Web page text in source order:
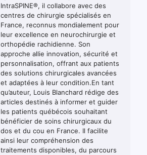
IntraSPINE®, il collabore avec des
centres de chirurgie spécialisés en
France, reconnus mondialement pour
leur excellence en neurochirurgie et
orthopédie rachidienne. Son
approche allie innovation, sécurité et
personnalisation, offrant aux patients
des solutions chirurgicales avancées
et adaptées à leur condition.En tant
qu’auteur, Louis Blanchard rédige des
articles destinés à informer et guider
les patients québécois souhaitant
bénéficier de soins chirurgicaux du
dos et du cou en France. Il facilite
ainsi leur compréhension des
traitements disponibles, du parcours